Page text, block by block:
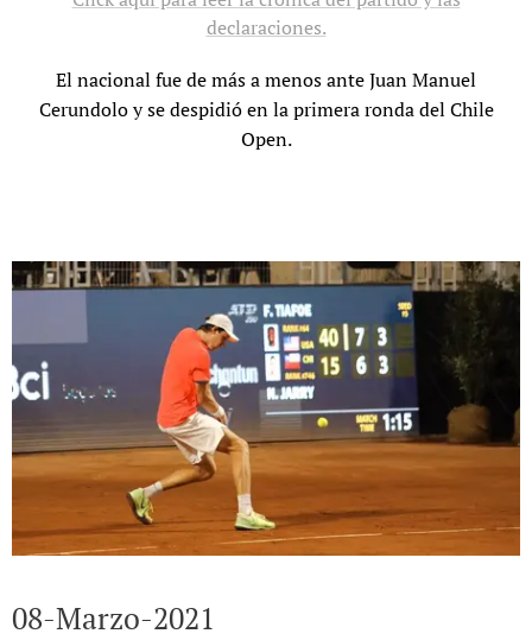
declaraciones.
El nacional fue de más a menos ante Juan Manuel
Cerundolo y se despidió en la primera ronda del Chile
Open.
08-Marzo-2021